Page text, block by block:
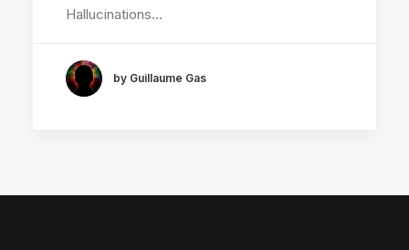
Hallucinations…
by Guillaume Gas